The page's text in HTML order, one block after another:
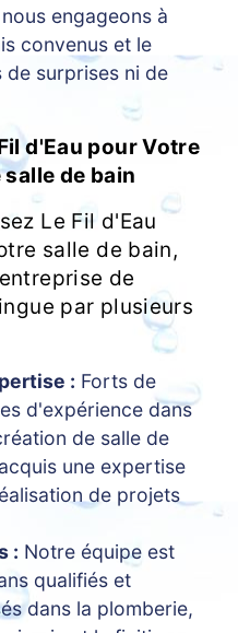
engageons à
convenus et le
de surprises ni de
d'Eau pour Votre
de bain
Le Fil d'Eau
salle de bain,
de
par plusieurs
: Forts de
d'expérience dans
de salle de
une expertise
de projets
: Notre équipe est
qualifiés et
dans la plomberie,